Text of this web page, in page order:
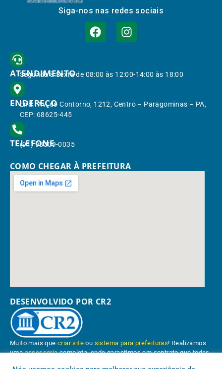
Siga-nos nas redes sociais
ATENDIMENTO
Segunda à Sexta de 08:00 às 12:00-14:00 às 18:00
ENDEREÇO
End.: Av. do Contorno, 1212, Centro – Paragominas – PA,
CEP: 68625-445
TELEFONE
(91) 98309-0035
COMO CHEGAR À PREFEITURA
DESENVOLVIDO POR CR2
Muito mais quecriar site ou sistema para prefeituras! Realizamos
umaassessoriacompleta, onde garantimos em contrato que todas